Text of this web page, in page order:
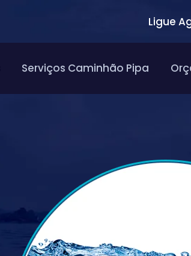
Ligue
Serviços Caminhão Pipa